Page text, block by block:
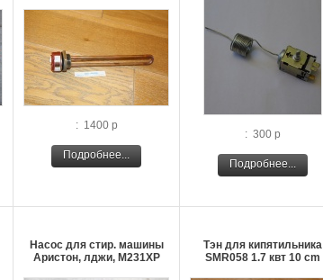
: 1400 р
Подробнее...
: 300 р
Подробнее...
Насос для стир. машины
Аристон, лджи, М231ХР
Тэн для кипятильника
SMR058 1.7 квт 10 cm